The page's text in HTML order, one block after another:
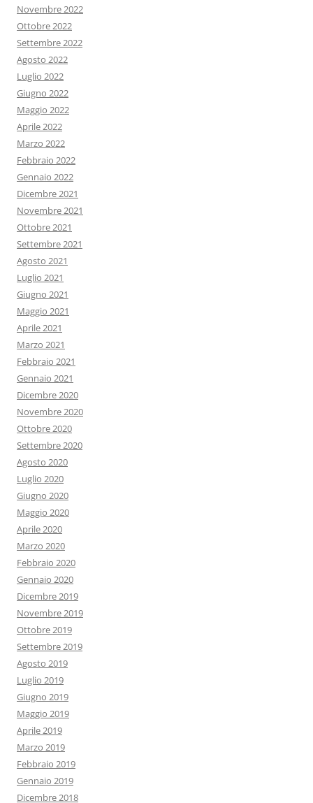
Novembre 2022
Ottobre 2022
Settembre 2022
Agosto 2022
Luglio 2022
Giugno 2022
Maggio 2022
Aprile 2022
Marzo 2022
Febbraio 2022
Gennaio 2022
Dicembre 2021
Novembre 2021
Ottobre 2021
Settembre 2021
Agosto 2021
Luglio 2021
Giugno 2021
Maggio 2021
Aprile 2021
Marzo 2021
Febbraio 2021
Gennaio 2021
Dicembre 2020
Novembre 2020
Ottobre 2020
Settembre 2020
Agosto 2020
Luglio 2020
Giugno 2020
Maggio 2020
Aprile 2020
Marzo 2020
Febbraio 2020
Gennaio 2020
Dicembre 2019
Novembre 2019
Ottobre 2019
Settembre 2019
Agosto 2019
Luglio 2019
Giugno 2019
Maggio 2019
Aprile 2019
Marzo 2019
Febbraio 2019
Gennaio 2019
Dicembre 2018